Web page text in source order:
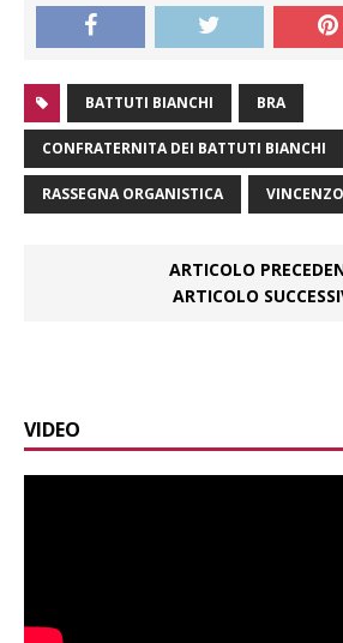
BATTUTI BIANCHI BRA
CONFRATERNITA DEI BATTUTI BIANCHI
RASSEGNA ORGANISTICA
ARTICOLO
ARTICOLO
VIDEO